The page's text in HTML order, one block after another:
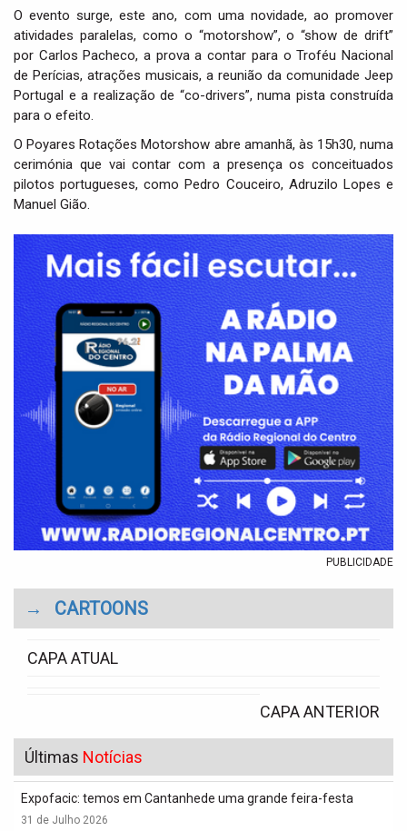
O evento surge, este ano, com uma novidade, ao promover
atividades paralelas, como o “motorshow”, o “show de drift”
por Carlos Pacheco, a prova a contar para o Troféu Nacional
de Perícias, atrações musicais, a reunião da comunidade Jeep
Portugal e a realização de “co-drivers”, numa pista construída
para o efeito.
O Poyares Rotações Motorshow abre amanhã, às 15h30, numa
cerimónia que vai contar com a presença os conceituados
pilotos portugueses, como Pedro Couceiro, Adruzilo Lopes e
Manuel Gião.
PUBLICIDADE
→ CARTOONS
CAPA ATUAL
CAPA ANTERIOR
Últimas Notícias
Expofacic: temos em Cantanhede uma grande feira-festa
31 de Julho 2026